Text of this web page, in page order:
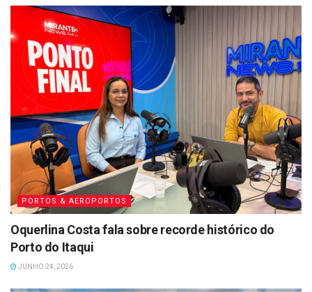
PORTOS & AEROPORTOS
Oquerlina Costa fala sobre recorde histórico do
Porto do Itaqui
JUNHO 24, 2026